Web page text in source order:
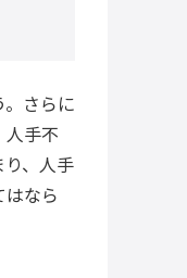
さらに
人手不
、人手
なら